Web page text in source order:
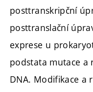
posttranskripční
posttranslační
exprese u
podstata mutace a
DNA. Modifikace a